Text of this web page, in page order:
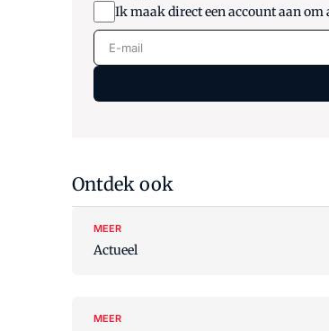
Ik maak direct een account aan
E-mail
Ontdek ook
MEER
Actueel
MEER